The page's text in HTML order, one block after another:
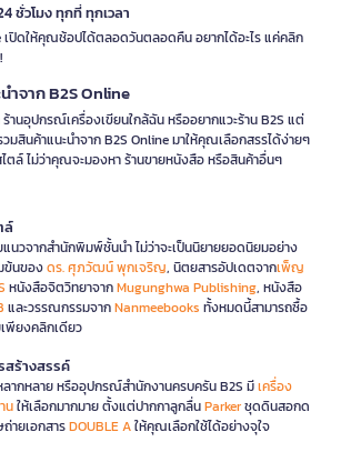
ชั่วโมง ทุกที่ ทุกเวลา
เปิดให้คุณช้อปได้ตลอดวันตลอดคืน อยากได้อะไร แค่คลิก
ำจาก B2S Online
านอุปกรณ์เครื่องเขียนใกล้ฉัน หรืออยากแวะร้าน B2S แต่
วมสินค้าแนะนำจาก B2S Online มาให้คุณเลือกสรรได้ง่ายๆ
ล์ ไม่ว่าคุณจะมองหา ร้านขายหนังสือ หรือสินค้าอื่นๆ
ล์
นวจากสำนักพิมพ์ชั้นนำ ไม่ว่าจะเป็นนิยายยอดนิยมอย่าง
ข้นของดร. ศุภวัฒน์ พุกเจริญ, นิตยสารอัปเดตจากเพ็ญ
หนังสือจิตวิทยาจากMugunghwa Publishing, หนังสือ
และวรรณกรรมจากNanmeebooks ทั้งหมดนี้สามารถซื้อ
พียงคลิกเดียว
สร้างสรรค์
ากหลาย หรืออุปกรณ์สำนักงานครบครัน B2S มีเครื่อง
นให้เลือกมากมาย ตั้งแต่ปากกาลูกลื่นParkerชุดดินสอกด
ายเอกสารDOUBLE Aให้คุณเลือกใช้ได้อย่างจุใจ